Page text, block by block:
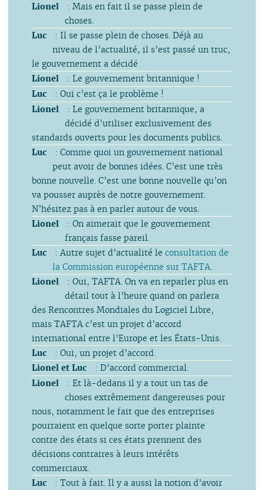
Lionel
: Mais en fait il se passe plein de
choses.
Luc
: Il se passe plein de choses. Déjà au
niveau de l’actualité, il s’est passé un truc,
le gouvernement a décidé
Lionel
: Le gouvernement britannique !
Luc
: Oui c’est ça le problème !
Lionel
: Le gouvernement britannique, a
décidé d’utiliser exclusivement des
standards ouverts pour les documents publics.
Luc
: Comme quoi un gouvernement national
peut avoir de bonnes idées. C’est une très
bonne nouvelle. C’est une bonne nouvelle qu’on
va pousser auprès de notre gouvernement.
N’hésitez pas à en parler autour de vous.
Lionel
: On aimerait que le gouvernement
français fasse pareil.
Luc
: Autre sujet d’actualité leconsultation de
la Commission européenne sur TAFTA
Lionel
: Oui, TAFTA. On va en reparler plus en
détail tout à l’heure quand on parlera
des Rencontres Mondiales du Logiciel Libre,
mais TAFTA c’est un projet d’accord
international entre l’Europe et les États-Unis.
Luc
: Oui, un projet d’accord.
Lionel et Luc
: D’accord commercial.
Lionel
: Et là-dedans il y a tout un tas de
choses extrêmement dangereuses pour
nous, notamment le fait que des entreprises
pourraient en quelque sorte porter plainte
contre des états si ces états prennent des
décisions contraires à leurs intérêts
commerciaux.
Luc
: Tout à fait. Il y a aussi la notion d’avoir